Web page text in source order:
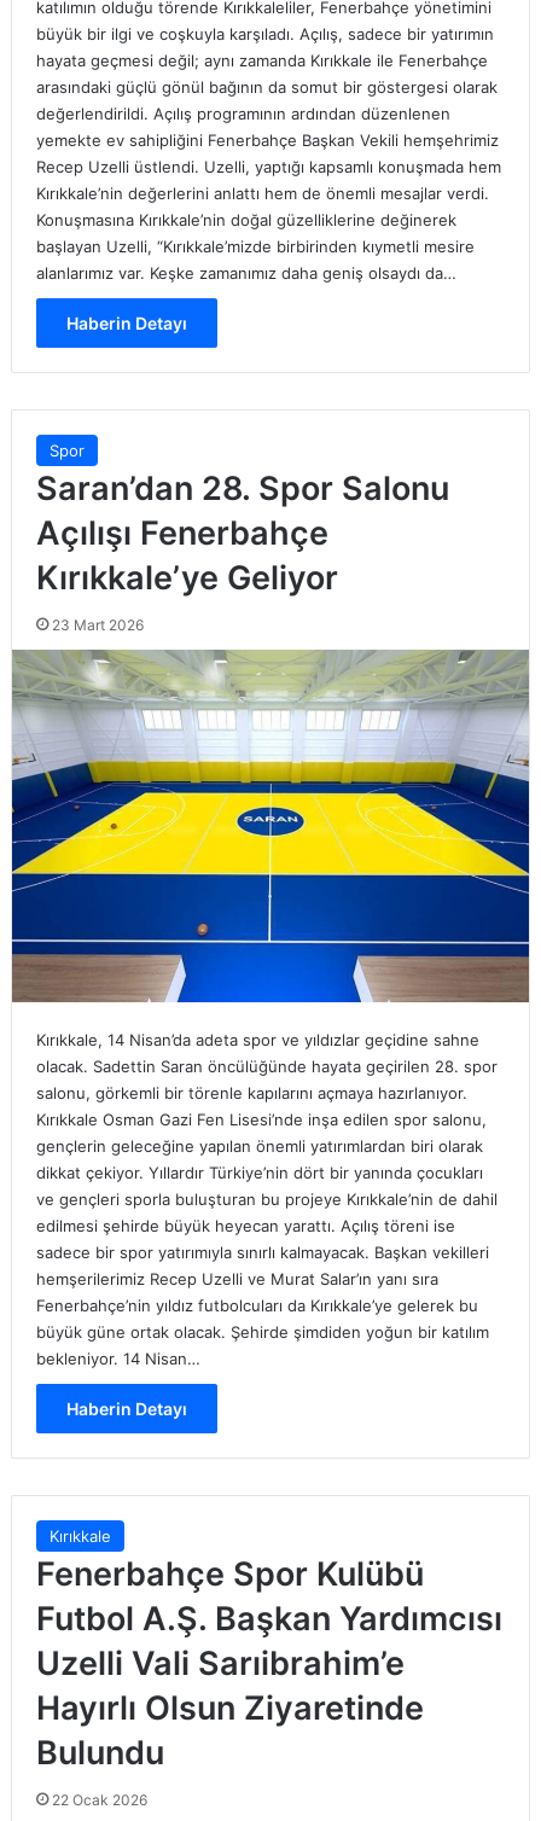
katılımın olduğu törende Kırıkkaleliler, Fenerbahçe yönetimini
büyük bir ilgi ve coşkuyla karşıladı. Açılış, sadece bir yatırımın
hayata geçmesi değil; aynı zamanda Kırıkkale ile Fenerbahçe
arasındaki güçlü gönül bağının da somut bir göstergesi olarak
değerlendirildi. Açılış programının ardından düzenlenen
yemekte ev sahipliğini Fenerbahçe Başkan Vekili hemşehrimiz
Recep Uzelli üstlendi. Uzelli, yaptığı kapsamlı konuşmada hem
Kırıkkale’nin değerlerini anlattı hem de önemli mesajlar verdi.
Konuşmasına Kırıkkale’nin doğal güzelliklerine değinerek
başlayan Uzelli, “Kırıkkale’mizde birbirinden kıymetli mesire
alanlarımız var. Keşke zamanımız daha geniş olsaydı da…
Haberin Detayı
Spor
Saran’dan 28. Spor Salonu
Açılışı Fenerbahçe
Kırıkkale’ye Geliyor
23 Mart 2026
Kırıkkale, 14 Nisan’da adeta spor ve yıldızlar geçidine sahne
olacak. Sadettin Saran öncülüğünde hayata geçirilen 28. spor
salonu, görkemli bir törenle kapılarını açmaya hazırlanıyor.
Kırıkkale Osman Gazi Fen Lisesi’nde inşa edilen spor salonu,
gençlerin geleceğine yapılan önemli yatırımlardan biri olarak
dikkat çekiyor. Yıllardır Türkiye’nin dört bir yanında çocukları
ve gençleri sporla buluşturan bu projeye Kırıkkale’nin de dahil
edilmesi şehirde büyük heyecan yarattı. Açılış töreni ise
sadece bir spor yatırımıyla sınırlı kalmayacak. Başkan vekilleri
hemşerilerimiz Recep Uzelli ve Murat Salar’ın yanı sıra
Fenerbahçe’nin yıldız futbolcuları da Kırıkkale’ye gelerek bu
büyük güne ortak olacak. Şehirde şimdiden yoğun bir katılım
bekleniyor. 14 Nisan…
Haberin Detayı
Kırıkkale
Fenerbahçe Spor Kulübü
Futbol A.Ş. Başkan Yardımcısı
Uzelli Vali Sarıibrahim’e
Hayırlı Olsun Ziyaretinde
Bulundu
22 Ocak 2026